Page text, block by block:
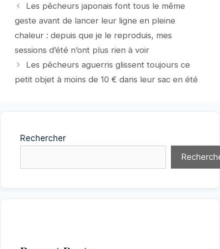
Les pêcheurs japonais font tous le même
geste avant de lancer leur ligne en pleine
chaleur : depuis que je le reproduis, mes
sessions d’été n’ont plus rien à voir
Les pêcheurs aguerris glissent toujours ce
petit objet à moins de 10 € dans leur sac en été
Rechercher